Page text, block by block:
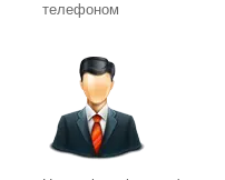
телефоном